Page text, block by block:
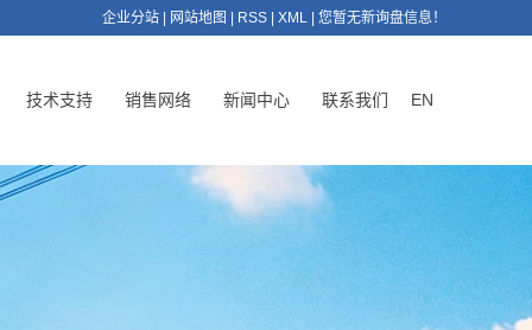
企业分站 网站地图 RSS XML 您暂无新询盘信息！
技术支持 销售网络 新闻中心 联系我们 EN